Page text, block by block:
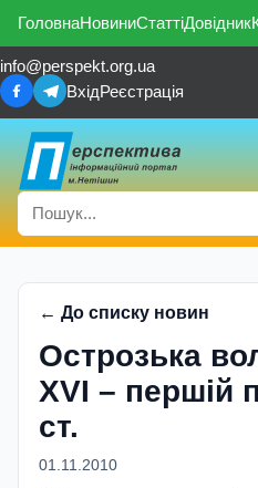
ГоловнаНовиниСтаттіДовідник
info@perspekt.org.ua
ВхідРеєстрація
← До списку новин
Острозька
XVI – першій
ст.
01.11.2010